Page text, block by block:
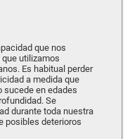
que nos
utilizamos
Es habitual perder
a medida que
sucede en edades
Se
durante toda nuestra
posibles deterioros